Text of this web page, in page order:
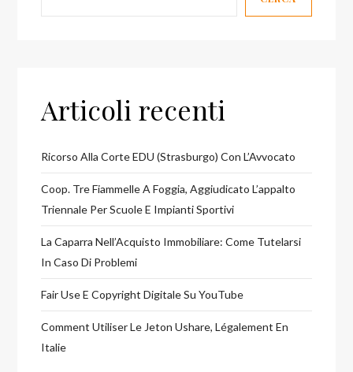
Articoli recenti
Ricorso Alla Corte EDU (Strasburgo) Con L’Avvocato
Coop. Tre Fiammelle A Foggia, Aggiudicato L’appalto
Triennale Per Scuole E Impianti Sportivi
La Caparra Nell’Acquisto Immobiliare: Come Tutelarsi
In Caso Di Problemi
Fair Use E Copyright Digitale Su YouTube
Comment Utiliser Le Jeton Ushare, Légalement En
Italie